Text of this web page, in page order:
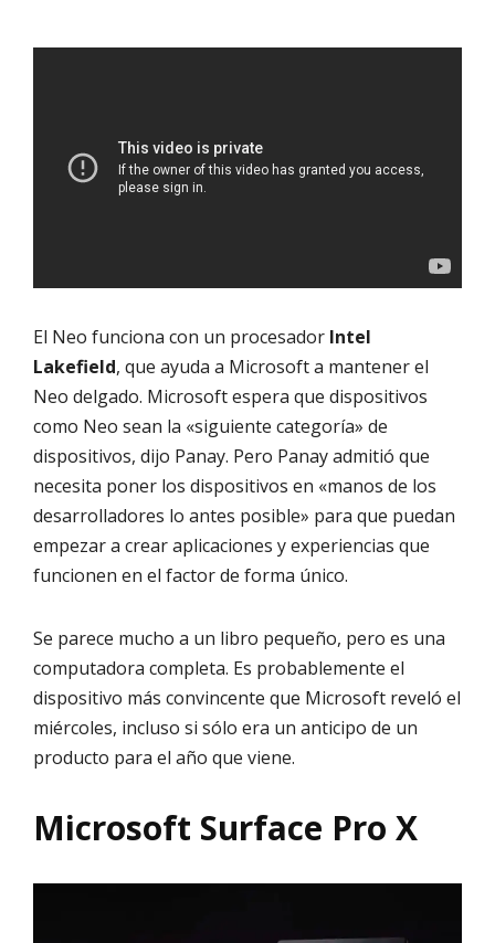
El Neo funciona con un procesador Intel
Lakefield, que ayuda a Microsoft a mantener el
Neo delgado. Microsoft espera que dispositivos
como Neo sean la «siguiente categoría» de
dispositivos, dijo Panay. Pero Panay admitió que
necesita poner los dispositivos en «manos de los
desarrolladores lo antes posible» para que puedan
empezar a crear aplicaciones y experiencias que
funcionen en el factor de forma único.
Se parece mucho a un libro pequeño, pero es una
computadora completa. Es probablemente el
dispositivo más convincente que Microsoft reveló el
miércoles, incluso si sólo era un anticipo de un
producto para el año que viene.
Microsoft Surface Pro X